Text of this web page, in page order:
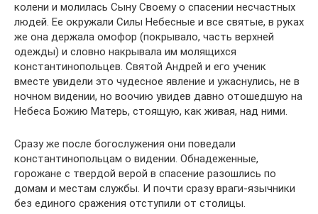
колени и молилась Сыну Своему о спасении несчастных
людей. Ее окружали Силы Небесные и все святые, в руках
же она держала омофор (покрывало, часть верхней
одежды) и словно накрывала им молящихся
константинопольцев. Святой Андрей и его ученик
вместе увидели это чудесное явление и ужаснулись, не в
ночном видении, но воочию увидев давно отошедшую на
Небеса Божию Матерь, стоящую, как живая, над ними.
Сразу же после богослужения они поведали
константинопольцам о видении. Обнадеженные,
горожане с твердой верой в спасение разошлись по
домам и местам службы. И почти сразу враги-язычники
без единого сражения отступили от столицы.